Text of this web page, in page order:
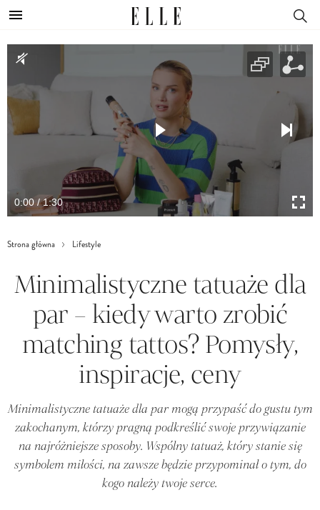
0:00 / 1:30
Strona główna Lifestyle
Minimalistyczne tatuaże dla
par – kiedy warto zrobić
matching tattos? Pomysły,
inspiracje, ceny
Minimalistyczne tatuaże dla par mogą przypaść do gustu tym
zakochanym, którzy pragną podkreślić swoje przywiązanie
na najróżniejsze sposoby. Wspólny tatuaż, który stanie się
symbolem miłości, na zawsze będzie przypominał o tym, do
kogo należy twoje serce.